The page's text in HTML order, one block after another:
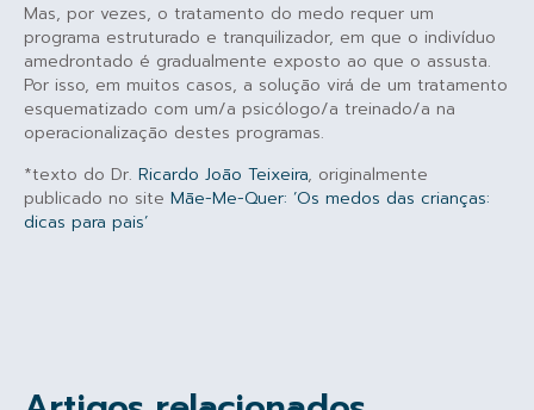
Mas, por vezes, o tratamento do medo requer um
programa estruturado e tranquilizador, em que o indivíduo
amedrontado é gradualmente exposto ao que o assusta.
Por isso, em muitos casos, a solução virá de um tratamento
esquematizado com um/a psicólogo/a treinado/a na
operacionalização destes programas.
*texto do Dr. Ricardo João Teixeira, originalmente
publicado no site Mãe-Me-Quer: ​’Os medos das crianças:
dicas para pais’